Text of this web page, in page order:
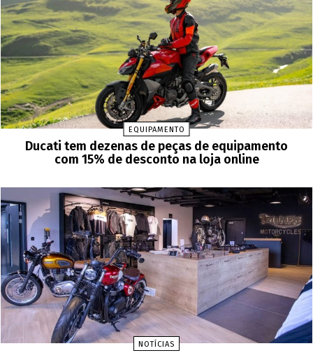
EQUIPAMENTO
Ducati tem dezenas de peças de equipamento
com 15% de desconto na loja online
NOTÍCIAS